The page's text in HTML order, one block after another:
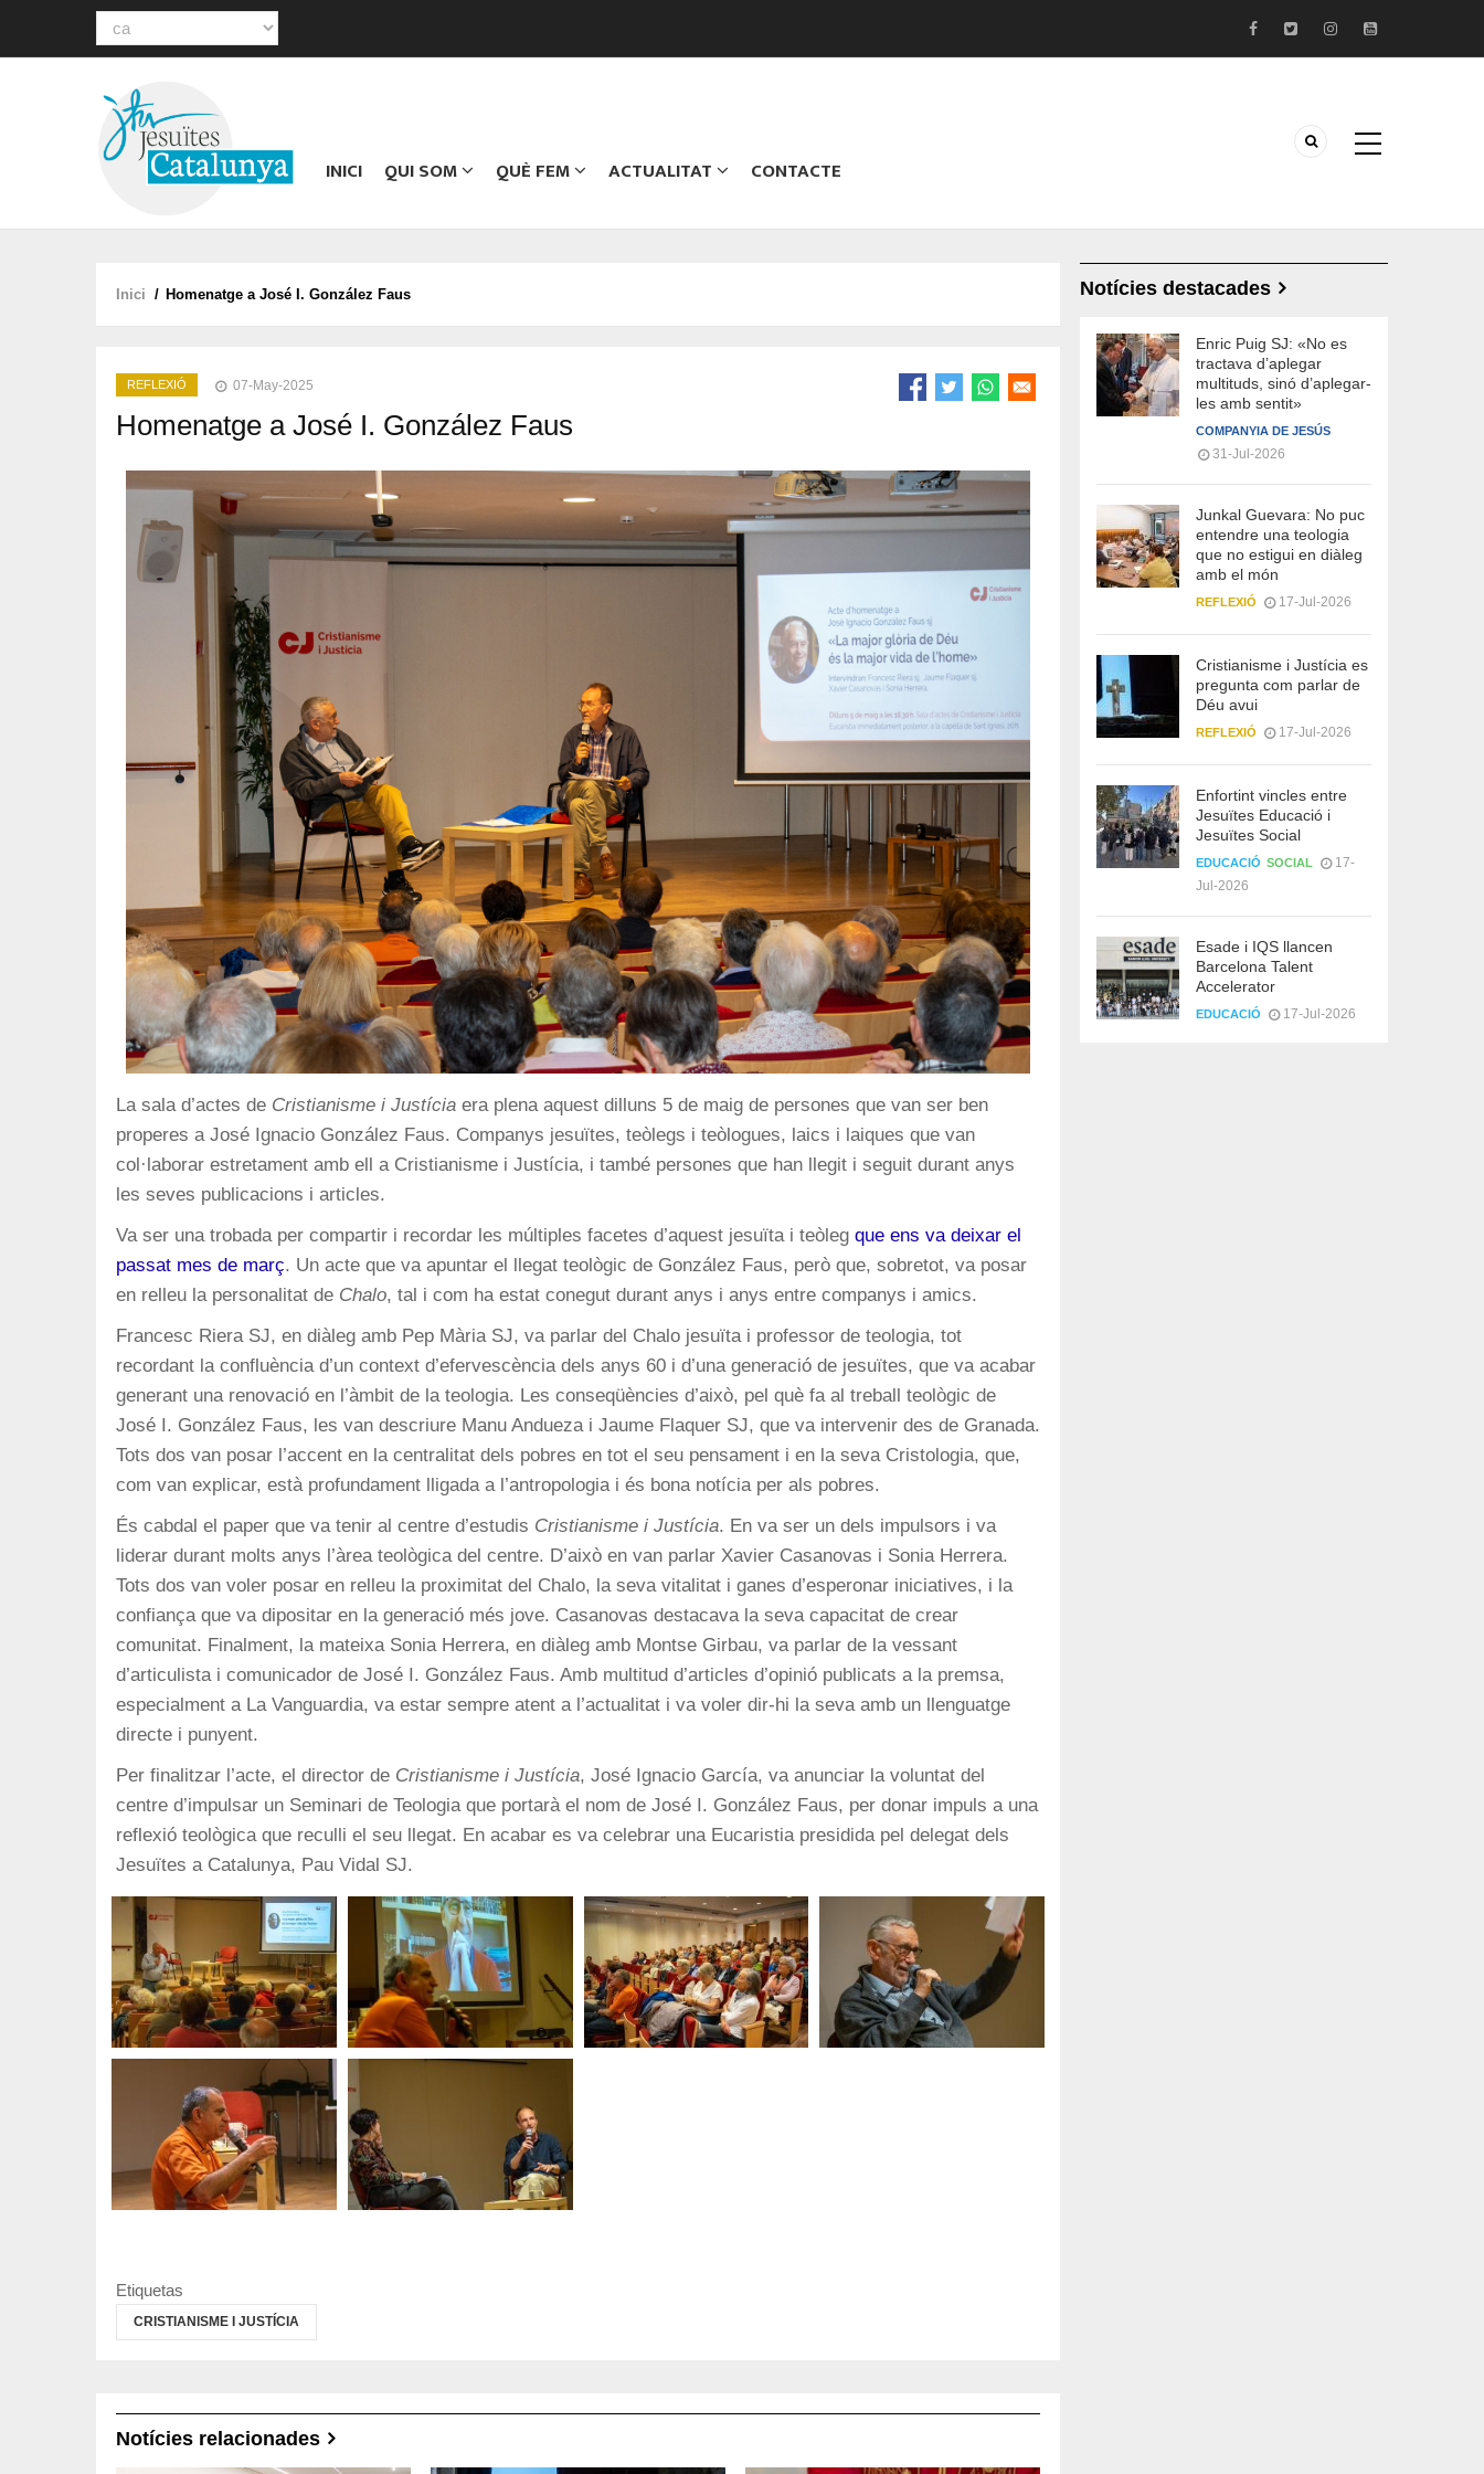
Select
INICI QUI SOM QUÈ FEM ACTUALITAT CONTACTE
Fil
Inici / Homenatge a José I. González Faus
REFLEXIÓ 07-May-2025
Homenatge a José I. González Faus
La sala d’actes de Cristianisme i Justícia era plena aquest dilluns 5 de maig de persones que van ser ben
properes a José Ignacio González Faus. Companys jesuïtes, teòlegs i teòlogues, laics i laiques que van
col·laborar estretament amb ell a Cristianisme i Justícia, i també persones que han llegit i seguit durant anys
les seves publicacions i articles.
Va ser una trobada per compartir i recordar les múltiples facetes d’aquest jesuïta i teòleg que ens va deixar el
passat mes de març. Un acte que va apuntar el llegat teològic de González Faus, però que, sobretot, va posar
en relleu la personalitat de Chalo, tal i com ha estat conegut durant anys i anys entre companys i amics.
Francesc Riera SJ, en diàleg amb Pep Mària SJ, va parlar del Chalo jesuïta i professor de teologia, tot
recordant la confluència d’un context d’efervescència dels anys 60 i d’una generació de jesuïtes, que va acabar
generant una renovació en l’àmbit de la teologia. Les conseqüències d’això, pel què fa al treball teològic de
José I. González Faus, les van descriure Manu Andueza i Jaume Flaquer SJ, que va intervenir des de Granada.
Tots dos van posar l’accent en la centralitat dels pobres en tot el seu pensament i en la seva Cristologia, que,
com van explicar, està profundament lligada a l’antropologia i és bona notícia per als pobres.
És cabdal el paper que va tenir al centre d’estudis Cristianisme i Justícia. En va ser un dels impulsors i va
liderar durant molts anys l’àrea teològica del centre. D’això en van parlar Xavier Casanovas i Sonia Herrera.
Tots dos van voler posar en relleu la proximitat del Chalo, la seva vitalitat i ganes d’esperonar iniciatives, i la
confiança que va dipositar en la generació més jove. Casanovas destacava la seva capacitat de crear
comunitat. Finalment, la mateixa Sonia Herrera, en diàleg amb Montse Girbau, va parlar de la vessant
d’articulista i comunicador de José I. González Faus. Amb multitud d’articles d’opinió publicats a la premsa,
especialment a La Vanguardia, va estar sempre atent a l’actualitat i va voler dir-hi la seva amb un llenguatge
directe i punyent.
Per finalitzar l’acte, el director de Cristianisme i Justícia, José Ignacio García, va anunciar la voluntat del
centre d’impulsar un Seminari de Teologia que portarà el nom de José I. González Faus, per donar impuls a una
reflexió teològica que reculli el seu llegat. En acabar es va celebrar una Eucaristia presidida pel delegat dels
Jesuïtes a Catalunya, Pau Vidal SJ.
Etiquetas
CRISTIANISME I JUSTÍCIA
Notícies relacionades
Notícies destacades
Enric Puig SJ: «No es
tractava d’aplegar
multituds, sinó d’aplegar-
les amb sentit»
COMPANYIA DE JESÚS
31-Jul-2026
Junkal Guevara: No puc
entendre una teologia
que no estigui en diàleg
amb el món
REFLEXIÓ 17-Jul-2026
Cristianisme i Justícia es
pregunta com parlar de
Déu avui
REFLEXIÓ 17-Jul-2026
Enfortint vincles entre
Jesuïtes Educació i
Jesuïtes Social
EDUCACIÓ SOCIAL
17-
Jul-2026
Esade i IQS llancen
Barcelona Talent
Accelerator
EDUCACIÓ 17-Jul-2026